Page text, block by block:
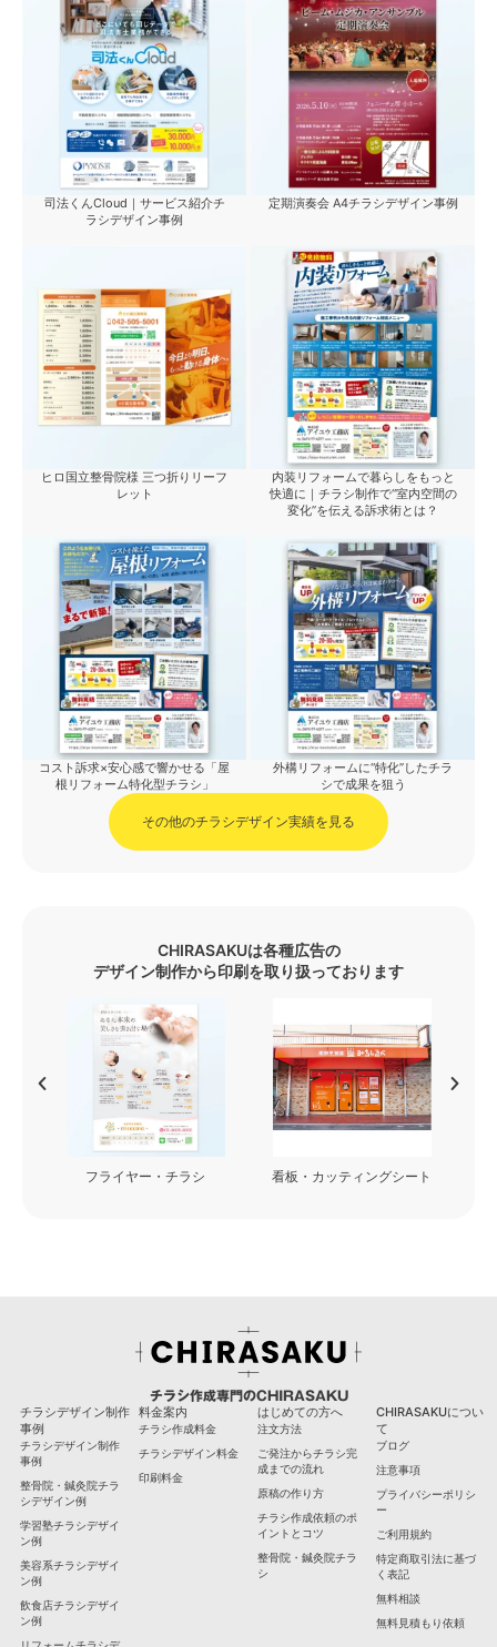
司法くんCloud｜サービス紹介チ
ラシデザイン事例
定期演奏会 A4チラシデザイン事例
ヒロ国立整骨院様 三つ折りリーフ
レット
内装リフォームで暮らしをもっと
快適に｜チラシ制作で“室内空間の
変化”を伝える訴求術とは？
コスト訴求×安心感で響かせる「屋
根リフォーム特化型チラシ」
外構リフォームに“特化”したチラ
シで成果を狙う
その他のチラシデザイン実績を見る
CHIRASAKUは各種広告の
デザイン制作から印刷を取り扱っております
フライヤー・チラシ 看板・カッティングシート
チラシ作成専門のCHIRASAKU
チラシデザイン制作
事例
チラシデザイン制作
事例
整骨院・鍼灸院チラ
シデザイン例
学習塾チラシデザイ
ン例
美容系チラシデザイ
ン例
飲食店チラシデザイ
ン例
料金案内
チラシ作成料金
チラシデザイン料金
印刷料金
はじめての方へ
注文方法
ご発注からチラシ完
成までの流れ
原稿の作り方
チラシ作成依頼のポ
イントとコツ
整骨院・鍼灸院チラ
シ
CHIRASAKUについ
て
ブログ
注意事項
プライバシーポリシ
ー
ご利用規約
特定商取引法に基づ
く表記
無料相談
無料見積もり依頼